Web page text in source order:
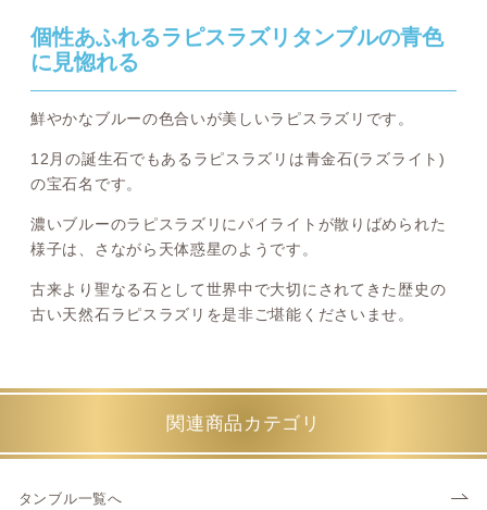
個性あふれるラピスラズリタンブルの青色
に見惚れる
鮮やかなブルーの色合いが美しいラピスラズリです。
12月の誕生石でもあるラピスラズリは青金石(ラズライト)
の宝石名です。
濃いブルーのラピスラズリにパイライトが散りばめられた
様子は、さながら天体惑星のようです。
古来より聖なる石として世界中で大切にされてきた歴史の
古い天然石ラピスラズリを是非ご堪能くださいませ。
関連商品カテゴリ
タンブル一覧へ